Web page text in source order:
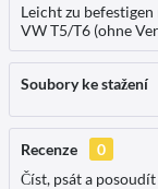
Leicht zu
VW T5/T6 (ohne
Soubory ke stažení
Recenze
0
Číst, psát a